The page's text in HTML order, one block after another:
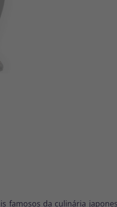
famosos da culinária